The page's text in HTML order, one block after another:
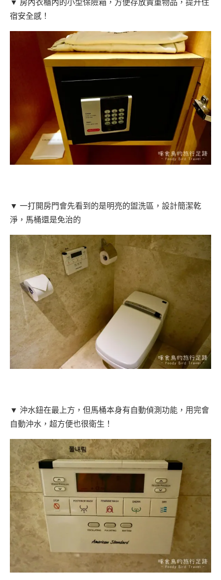
宿安全感！
▼ 一打開房門會先看到的是明亮的盥洗區，設計簡潔乾
淨，馬桶還是免治的
▼ 沖水鈕在最上方，但馬桶本身有自動偵測功能，用完會
自動沖水，超方便也很衛生！